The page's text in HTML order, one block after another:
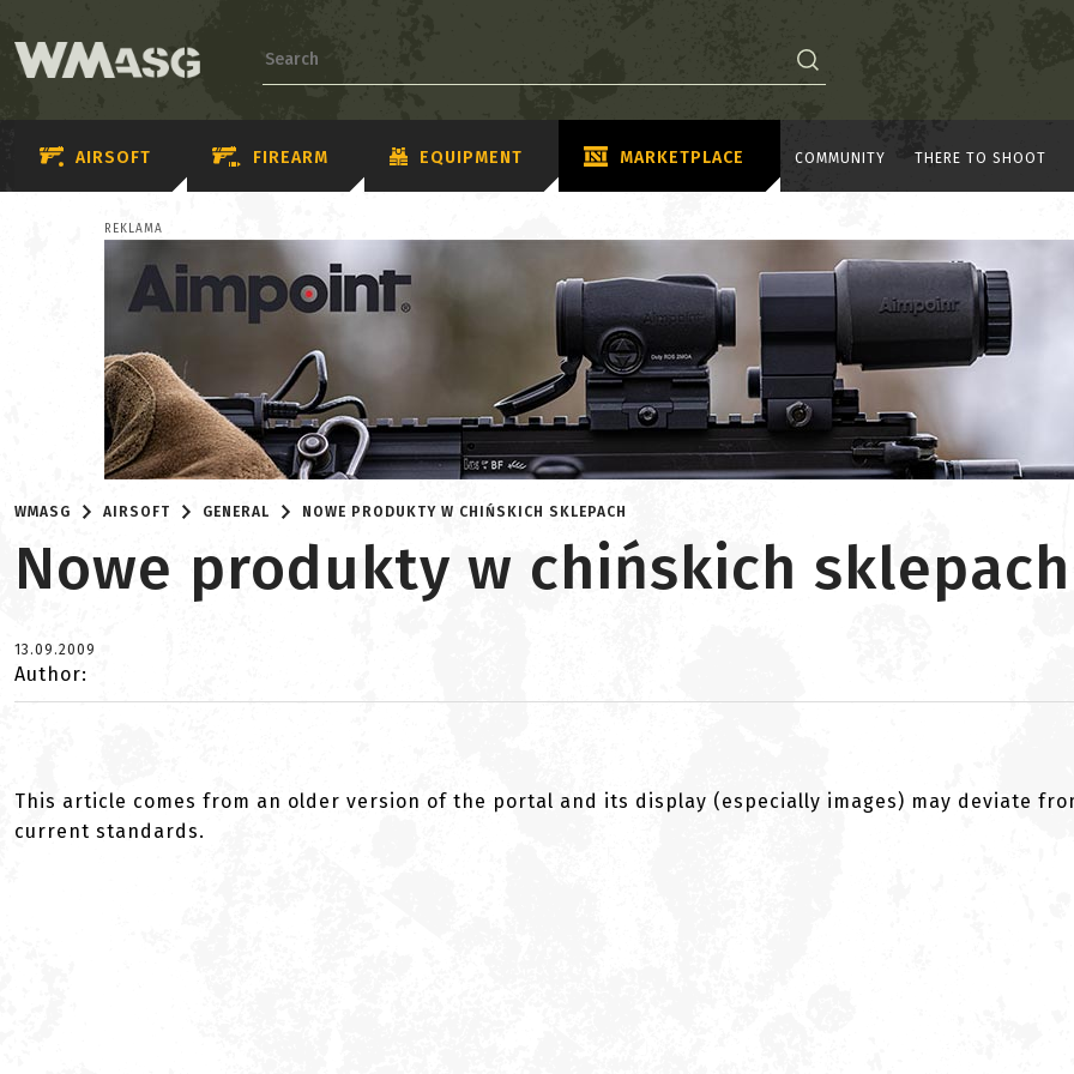
AIRSOFT FIREARM EQUIPMENT MARKETPLACE COMMUNITY THERE TO SHOOT
REKLAMA
WMASG AIRSOFT GENERAL NOWE PRODUKTY W CHIŃSKICH SKLEPACH
Nowe produkty w chińskich sklepach
13.09.2009
Author:
This article comes from an older version of the portal and its display (especially images) may deviate
current standards.